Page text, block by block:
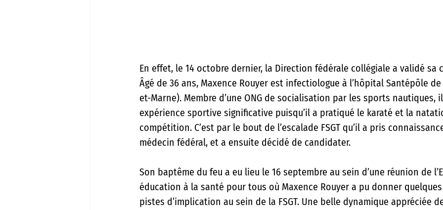
En effet, le 14 octobre dernier, la Direction fédérale collégiale a validé sa
Âgé de 36 ans, Maxence Rouyer est infectiologue à l’hôpital Santépôle
et-Marne). Membre d’une ONG de socialisation par les sports nautiques,
expérience sportive significative puisqu’il a pratiqué le karaté et la
compétition. C’est par le bout de l’escalade FSGT qu’il a pris
médecin fédéral, et a ensuite décidé de candidater.
Son baptême du feu a eu lieu le 16 septembre au sein d’une réunion de
éducation à la santé pour tous où Maxence Rouyer a pu donner
pistes d’implication au sein de la FSGT. Une belle dynamique appréciée